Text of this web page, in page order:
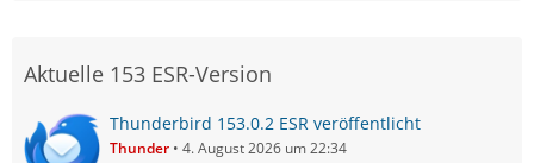
Aktuelle 153 ESR-Version
Thunderbird 153.0.2 ESR veröffentlicht
Thunder 4. August 2026 um 22:34